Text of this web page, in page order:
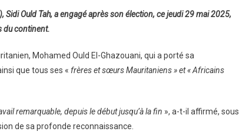
Ould Tah, a engagé après son élection, ce jeudi 29 mai 2025,
du continent.
Mohamed Ould El-Ghazouani, qui a porté sa
que tous ses « frères et sœurs Mauritaniens » et « Africains
remarquable, depuis le début jusqu’à la fin », a-t-il affirmé, sous
de sa profonde reconnaissance.